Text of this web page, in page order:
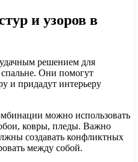
и узоров в
решением для
Они помогут
и придадут интерьеру
можно использовать
ковры, пледы. Важно
создавать конфликтных
между собой.